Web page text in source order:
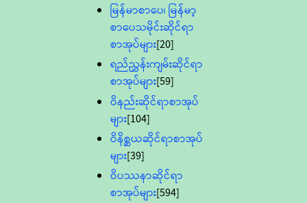
မြန်မာစာပေ၊ မြန်မာ့
စာပေသမိုင်းဆိုင်ရာ
စာအုပ်များ[20]
ရည်ညွှန်းကျမ်းဆိုင်ရာ
စာအုပ်များ[59]
ဝိနည်းဆိုင်ရာစာအုပ်
များ[104]
ဝိနိစ္ဆယဆိုင်ရာစာအုပ်
များ[39]
ဝိပဿနာဆိုင်ရာ
စာအုပ်များ[594]